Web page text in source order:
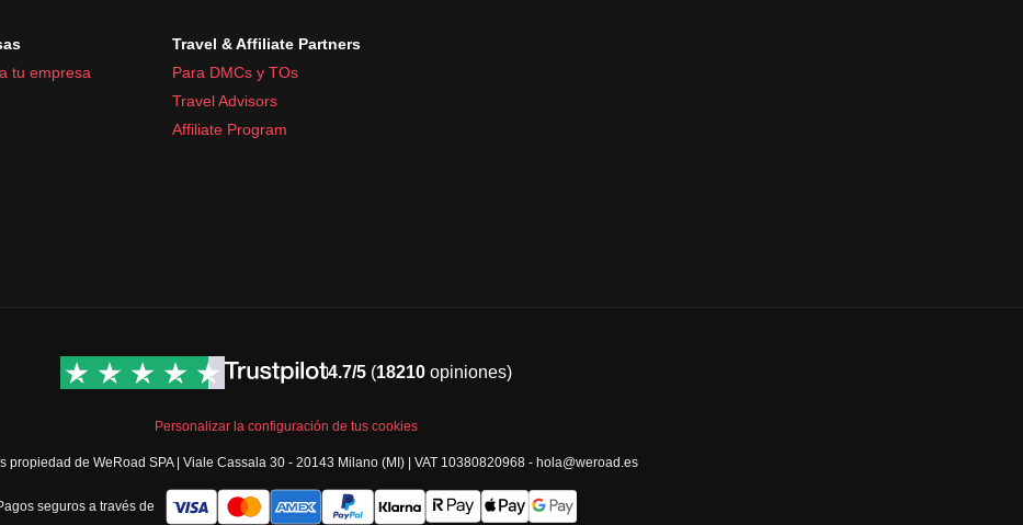
tu empresa
Travel & Affiliate Partners
Para DMCs y TOs
Travel Advisors
Affiliate Program
4.7/5 (18210 opiniones)
Personalizar la configuración de tus cookies
propiedad de WeRoad SPA | Viale Cassala 30 - 20143 Milano (MI) | VAT 10380820968 - hola@weroad.es
seguros a través de